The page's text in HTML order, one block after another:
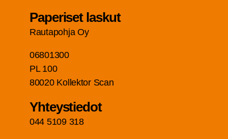
Pape­ri­set laskut
Rau­ta­poh­ja Oy
06801300
PL 100
80020 Kol­lek­tor Scan
Yhteys­tie­dot
044 5109 318